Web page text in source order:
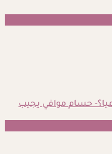
حسام موافي يجيب